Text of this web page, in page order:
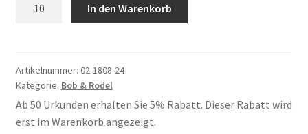
In den Warenkorb
Artikelnummer: 02-1808-24
Kategorie: Bob & Rodel
Ab 50 Urkunden erhalten Sie 5% Rabatt. Dieser Rabatt wird
erst im Warenkorb angezeigt.